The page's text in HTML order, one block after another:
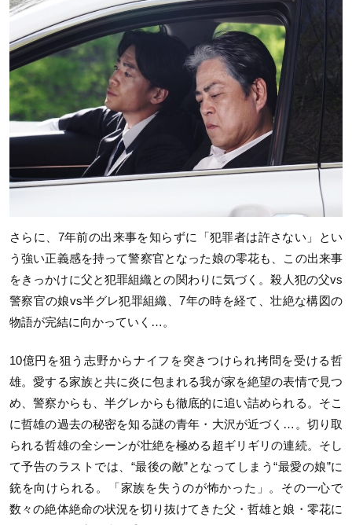
さらに、7年前の出来事を知らずに「犯罪者は許さない」とい
う強い正義感を持って警察官となった娘の零花も、この出来事
をきっかけに父と犯罪組織との関わりに気づく。殺人犯の父vs
警察官の娘vs半グレ犯罪組織、7年の時を経て、壮絶な構図の
物語が完結に向かっていく…。
10億円を狙う志野からナイフを突きつけられ拷問を受ける哲
雄。愛する家族と共に炎に包まれる我が家を絶望の表情で見つ
め、警察からも、半グレからも徹底的に追い詰められる。そこ
に哲雄の過去の秘密を知る謎の青年・大沢が近づく…。切り取
られる哲雄の全シーンが壮絶を極める超ギリギリの連続。そし
て予告のラストでは、“最後の敵”となってしまう“最愛の娘”に
銃を向けられる。「家族を失うのが怖かった」。その一心で
数々の絶体絶命の状況を切り抜けてきた父・哲雄と娘・零花に